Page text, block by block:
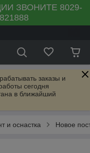
ЗВОНИТЕ 8029-
заказы и
сегодня
в ближайший
и оснастка Новое